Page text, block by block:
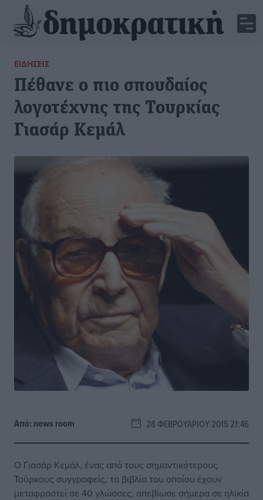
ΕΙΔΉΣΕΙΣ
Πέθανε ο πιο σπουδαίος
λογοτέχνης της Τουρκίας
Γιασάρ Κεμάλ
Από: news room 28 ΦΕΒΡΟΥΑΡΊΟΥ 2015 21:46
Ο Γιασάρ Κεμάλ, ένας από τους σημαντικότερους
Τούρκους συγγραφείς, τα βιβλία του οποίου έχουν
μεταφραστεί σε 40 γλώσσες, απεβίωσε σήμερα σε ηλικία